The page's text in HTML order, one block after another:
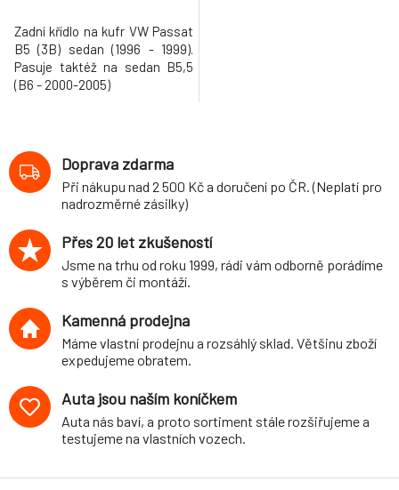
Zadní křídlo na kufr VW Passat
B5 (3B) sedan (1996 - 1999).
Pasuje taktéž na sedan B5,5
(B6 - 2000-2005)
Doprava zdarma
Při nákupu nad 2 500 Kč a doručení po ČR. (Neplatí pro
nadrozměrné zásilky)
Přes 20 let zkušeností
Jsme na trhu od roku 1999, rádi vám odborně porádíme
s výběrem či montáží.
Kamenná prodejna
Máme vlastní prodejnu a rozsáhlý sklad. Většinu zboží
expedujeme obratem.
Auta jsou naším koníčkem
Auta nás baví, a proto sortiment stále rozšiřujeme a
testujeme na vlastních vozech.